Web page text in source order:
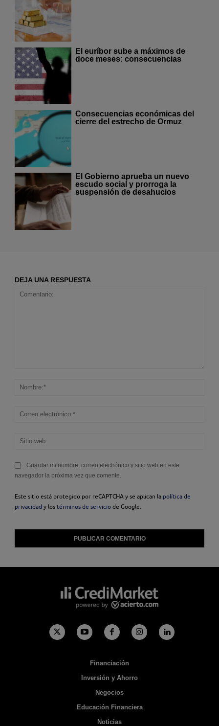
El euríbor sube a máximos de
doce meses: consecuencias
Consecuencias económicas del
cierre del estrecho de Ormuz
El Gobierno aprueba un nuevo
escudo social y prorroga la
suspensión de desahucios
DEJA UNA RESPUESTA
Guardar mi nombre, correo electrónico y sitio web en este
navegador la próxima vez que comente.
Este sitio está protegido por reCAPTCHA y se aplican la política de
privacidad y los términos de servicio de Google.
Financiación
Inversión y Ahorro
Negocios
Educación Financiera
Noticias